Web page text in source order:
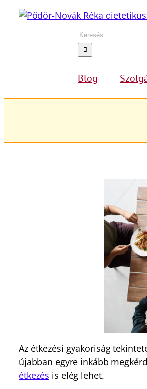
Kihagyás
Keresés...
Blog
Az étkezési gyakoriság
újabban egyre inkább
étkezés is elég lehet.